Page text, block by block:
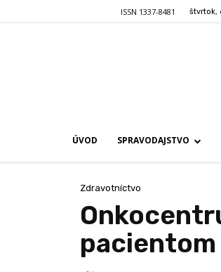
ISSN 1337-8481 štvrtok,
ÚVOD SPRAVODAJSTVO
Zdravotníctvo
pacientom